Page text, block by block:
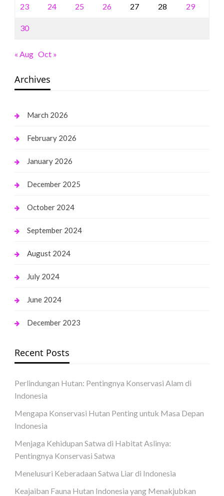
23 24 25 26 27 28 29
30
« Aug Oct »
Archives
March 2026
February 2026
January 2026
December 2025
October 2024
September 2024
August 2024
July 2024
June 2024
December 2023
Recent Posts
Perlindungan Hutan: Pentingnya Konservasi Alam di
Indonesia
Mengapa Konservasi Hutan Penting untuk Masa Depan
Indonesia
Menjaga Kehidupan Satwa di Habitat Aslinya:
Pentingnya Konservasi Satwa
Menelusuri Keberadaan Satwa Liar di Indonesia
Keajaiban Fauna Hutan Indonesia yang Menakjubkan